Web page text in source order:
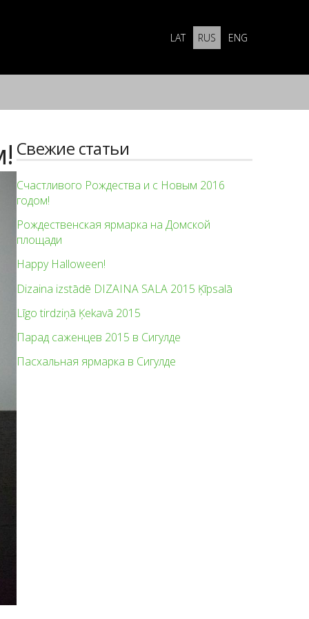
LAT RUS ENG
Свежие статьи
Счастливого Рождества и с Новым 2016
годом!
Рождественская ярмарка на Домской
площади
Happy Halloween!
Dizaina izstādē DIZAINA SALA 2015 Ķīpsalā
Līgo tirdziņā Ķekavā 2015
Парад саженцев 2015 в Сигулде
Пасхальная ярмарка в Сигулде